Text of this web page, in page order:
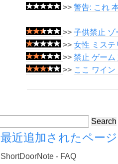
>> 警告: これ
>> 子供禁止 ゾ
>> 女性 ミステ
>> 禁止 ゲーム
>> ここ ワイン
Search
最近追加されたページ
ShortDoorNote - FAQ